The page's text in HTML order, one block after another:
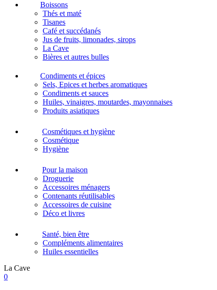
Boissons
Thés et maté
Tisanes
Café et succédanés
Jus de fruits, limonades, sirops
La Cave
Bières et autres bulles
Condiments et épices
Sels, Epices et herbes aromatiques
Condiments et sauces
Huiles, vinaigres, moutardes, mayonnaises
Produits asiatiques
Cosmétiques et hygiène
Cosmétique
Hygiène
Pour la maison
Droguerie
Accessoires ménagers
Contenants réutilisables
Accessoires de cuisine
Déco et livres
Santé, bien être
Compléments alimentaires
Huiles essentielles
La Cave
0